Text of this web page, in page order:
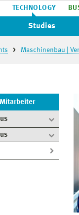
TECHNOLOGY
Studies
Maschinenbau |